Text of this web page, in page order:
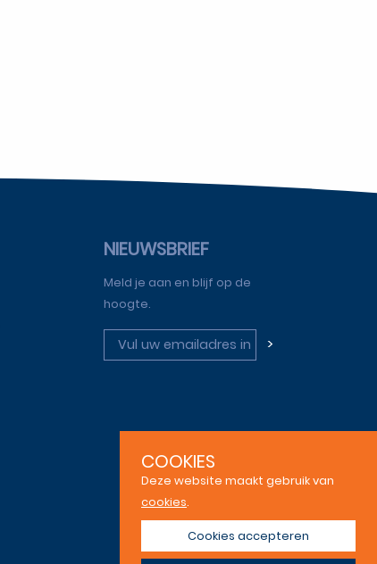
NIEUWSBRIEF
Meld je aan en blijf op de
hoogte.
>
COOKIES
Deze website maakt gebruik van
cookies.
Cookies accepteren